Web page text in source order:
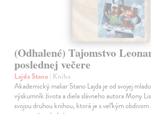
(Odhalené) Tajomstvo
poslednej večere
Lajda Stano| Kniha
Akademický maliar Stano Lajda je od svojej
výskumník života a diela slávneho autora Mony
svojou druhou knihou, ktorá je s veľkým